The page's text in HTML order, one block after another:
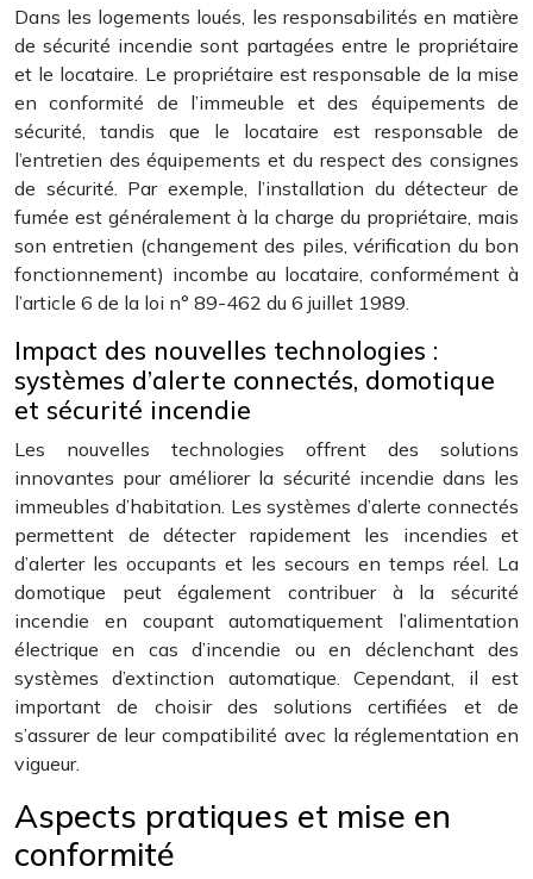
Dans les logements loués, les responsabilités en matière
de sécurité incendie sont partagées entre le propriétaire
et le locataire. Le propriétaire est responsable de la mise
en conformité de l’immeuble et des équipements de
sécurité, tandis que le locataire est responsable de
l’entretien des équipements et du respect des consignes
de sécurité. Par exemple, l’installation du détecteur de
fumée est généralement à la charge du propriétaire, mais
son entretien (changement des piles, vérification du bon
fonctionnement) incombe au locataire, conformément à
l’article 6 de la loi n° 89-462 du 6 juillet 1989.
Impact des nouvelles technologies :
systèmes d’alerte connectés, domotique
et sécurité incendie
Les nouvelles technologies offrent des solutions
innovantes pour améliorer la sécurité incendie dans les
immeubles d’habitation. Les systèmes d’alerte connectés
permettent de détecter rapidement les incendies et
d’alerter les occupants et les secours en temps réel. La
domotique peut également contribuer à la sécurité
incendie en coupant automatiquement l’alimentation
électrique en cas d’incendie ou en déclenchant des
systèmes d’extinction automatique. Cependant, il est
important de choisir des solutions certifiées et de
s’assurer de leur compatibilité avec la réglementation en
vigueur.
Aspects pratiques et mise en
conformité